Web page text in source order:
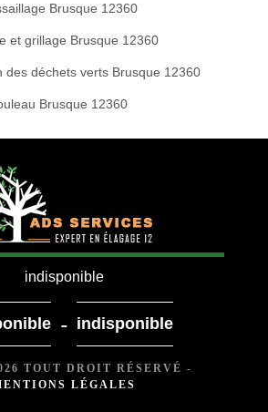
Brusque 12360
et grillage Brusque 12360
des déchets verts Brusque 12360
Brusque 12360
indisponible
- indisponible
TOUT DROIT RÉSERVÉ -
LÉGALES